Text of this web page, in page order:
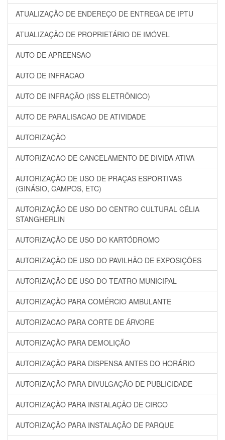
ATUALIZAÇÃO DE ENDEREÇO DE ENTREGA DE IPTU
ATUALIZAÇÃO DE PROPRIETÁRIO DE IMÓVEL
AUTO DE APREENSAO
AUTO DE INFRACAO
AUTO DE INFRAÇÃO (ISS ELETRÔNICO)
AUTO DE PARALISACAO DE ATIVIDADE
AUTORIZAÇÃO
AUTORIZACAO DE CANCELAMENTO DE DIVIDA ATIVA
AUTORIZAÇÃO DE USO DE PRAÇAS ESPORTIVAS
(GINÁSIO, CAMPOS, ETC)
AUTORIZAÇÃO DE USO DO CENTRO CULTURAL CÉLIA
STANGHERLIN
AUTORIZAÇÃO DE USO DO KARTÓDROMO
AUTORIZAÇÃO DE USO DO PAVILHÃO DE EXPOSIÇÕES
AUTORIZAÇÃO DE USO DO TEATRO MUNICIPAL
AUTORIZAÇÃO PARA COMÉRCIO AMBULANTE
AUTORIZACAO PARA CORTE DE ÁRVORE
AUTORIZAÇÃO PARA DEMOLIÇÃO
AUTORIZAÇÃO PARA DISPENSA ANTES DO HORÁRIO
AUTORIZAÇÃO PARA DIVULGAÇÃO DE PUBLICIDADE
AUTORIZAÇÃO PARA INSTALAÇÃO DE CIRCO
AUTORIZAÇÃO PARA INSTALAÇÃO DE PARQUE